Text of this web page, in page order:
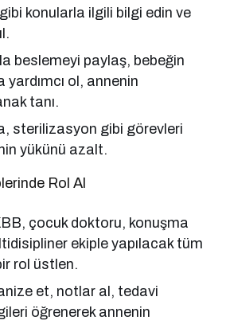
gibi konularla ilgili bilgi edin ve
beslemeyi paylaş, bebeğin
yardımcı ol, annenin
tanı.
sterilizasyon gibi görevleri
yükünü azalt.
Rol Al
çocuk doktoru, konuşma
ekiple yapılacak tüm
rol üstlen.
et, notlar al, tedavi
öğrenerek annenin